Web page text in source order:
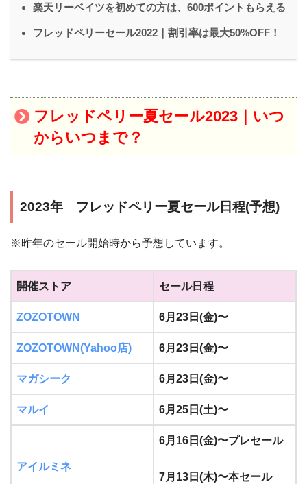
楽天リーベイツを初めての方は、600ポイントもらえる
フレッドペリーセール2022｜割引率は最大50%OFF！
フレッドペリー夏セール2023｜いつ
からいつまで？
2023年 フレッドペリー夏セール日程(予想)
※昨年のセール開始時から予想しています。
開催ストア セール日程
ZOZOTOWN 6月23日(金)〜
ZOZOTOWN(Yahoo店) 6月23日(金)〜
マガシーク 6月23日(金)〜
マルイ 6月25日(土)〜
アイルミネ
6月16日(金)〜プレセール
7月13日(木)〜本セール